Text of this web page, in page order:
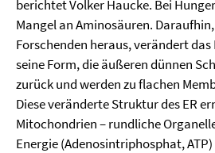
berichtet Volker Haucke. Bei
Mangel an Aminosäuren.
Forschenden heraus, verändert das
seine Form, die äußeren dünnen
zurück und werden zu flachen
Diese veränderte Struktur des ER
Mitochondrien – rundliche
Energie (Adenosintriphosphat,